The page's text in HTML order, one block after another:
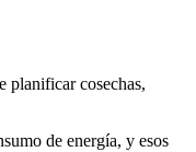
planificar cosechas,
de energía, y esos